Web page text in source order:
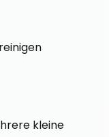
kleine